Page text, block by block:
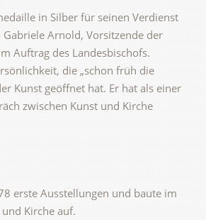
in Silber für seinen Verdienst
Arnold, Vorsitzende der
Auftrag des Landesbischofs.
die „schon früh die
Kunst geöffnet hat. Er hat als einer
zwischen Kunst und Kirche
erste Ausstellungen und baute im
Kirche auf.